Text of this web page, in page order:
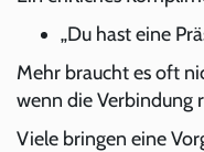
„Du hast eine
Mehr braucht es oft
wenn die Verbindung
Viele bringen eine